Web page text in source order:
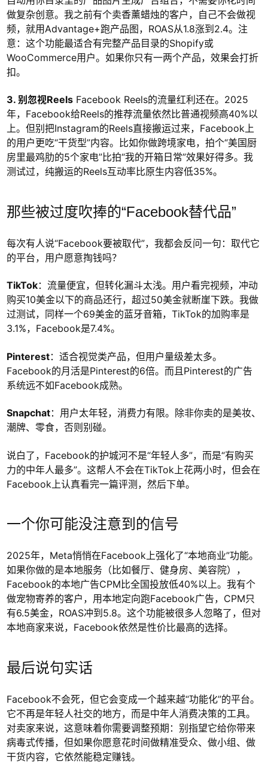
做复杂创意。我之前有个卖香薰蜡烛的客户，自己不会做视
频，就用Advantage+跑产品图，ROAS从1.8涨到2.4。注
意：这个功能最适合有完整产品目录的Shopify或
WooCommerce用户。如果你只有一两个产品，效果会打折
扣。
3. 别忽视Reels Facebook Reels的流量红利还在。2025
年，Facebook给Reels的推荐流量依然比普通视频高40%以
上。但别把Instagram的Reels直接搬运过来，Facebook上
的用户更吃“干货型”内容。比如你做跨境家电，拍个“美国厨
房里最鸡肋的5个家电”比拍“我的开箱日常”效果好得多。我
测试过，纯搬运的Reels互动率比原生内容低35%。
那些被过度吹捧的“Facebook替代品”
每次有人说“Facebook要被取代”，我都会反问一句：取代它
的平台，用户愿意掏钱吗？
TikTok：流量便宜，但转化漏斗太浅。用户看完视频，冲动
购买10美金以下的商品还行，超过50美金就断崖下跌。我做
过测试，同样一个69美金的蓝牙音箱，TikTok的加购率是
3.1%，Facebook是7.4%。
Pinterest：适合视觉类产品，但用户量级差太多。
Facebook的月活是Pinterest的6倍。而且Pinterest的广告
系统远不如Facebook成熟。
Snapchat：用户太年轻，消费力有限。除非你卖的是美妆、
潮牌、零食，否则别碰。
说白了，Facebook的护城河不是“年轻人多”，而是“有购买
力的中年人最多”。这帮人不会在TikTok上花两小时，但会在
Facebook上认真看完一篇评测，然后下单。
一个你可能没注意到的信号
2025年，Meta悄悄在Facebook上强化了“本地商业”功能。
如果你做的是本地服务（比如餐厅、健身房、美容院），
Facebook的本地广告CPM比全国投放低40%以上。我有个
做宠物寄养的客户，用本地定向跑Facebook广告，CPM只
有6.5美金，ROAS冲到5.8。这个功能被很多人忽略了，但对
本地商家来说，Facebook依然是性价比最高的选择。
最后说句实话
Facebook不会死，但它会变成一个越来越“功能化”的平台。
它不再是年轻人社交的地方，而是中年人消费决策的工具。
对卖家来说，这意味着你需要调整预期：别指望它给你带来
病毒式传播，但如果你愿意花时间做精准受众、做小组、做
干货内容，它依然能稳定赚钱。